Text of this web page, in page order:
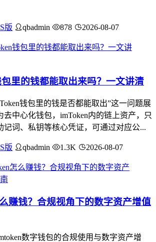
版 qbadmin 878 2026-08-07
里的钱都能取出来吗？一文讲清
钱包里的钱是否都能取出”这一问题展
去中心化钱包，imToken内的链上资产，只
记词、私钥等核心凭证，可通过对应公...
版 qbadmin 1.3K 2026-08-07
赚钱？合规视角下的数字资产增值
数字钱包的合规使用与数字资产增